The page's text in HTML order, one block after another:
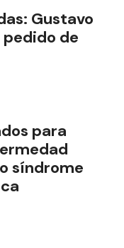
Gustavo
pedido de
para
síndrome